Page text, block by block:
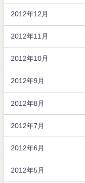
2012年12月
2012年11月
2012年10月
2012年9月
2012年8月
2012年7月
2012年6月
2012年5月